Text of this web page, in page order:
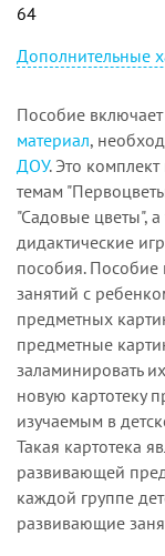
64
Дополнительные
Пособие
материал,
ДОУ. Это
темам
"Садовые цветы",
дидактические
пособия.
занятий с
предметных
предметные
заламинировать
новую картотеку
изучаемым в
Такая картотека
развивающей
каждой группе
развивающие